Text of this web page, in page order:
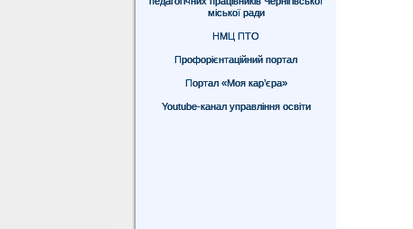
міської ради
НМЦ ПТО
Профорієнтаційний портал
Портал «Моя кар’єра»
Youtube-канал управління освіти